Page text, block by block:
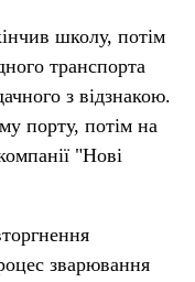
школу, потім
транспорта
з відзнакою.
порту, потім на
"Нові
зварювання